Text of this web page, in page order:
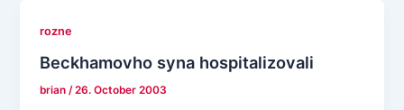
rozne
Beckhamovho syna hospitalizovali
brian /26. October 2003